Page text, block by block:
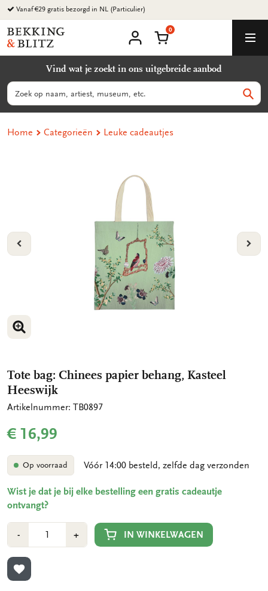
Ga
naar
content
Vanaf €29 gratis bezorgd in NL (Particulier)
Bekking
&
B.V.
account
Winkelmand
0
Vind wat je zoekt in ons uitgebreide aanbod
Zoeken
Home Categorieën Leuke cadeautjes
VORIGE
VERGROOT AFBEELDING
VERGROOT AFBEELDING
Tote bag: Chinees papier behang, Kasteel
Heeswijk
Artikelnummer: TB0897
€ 16,99
Op voorraad Vóór 14:00 besteld, zelfde dag verzonden
Wist je dat je bij elke bestelling een gratis cadeautje
ontvangt?
-Min
1
+Plus
1
IN WINKELWAGEN
TOEVOEGEN AAN VERLANGLIJST